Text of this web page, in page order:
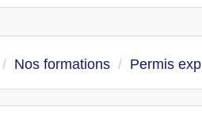
Nos formations Permis